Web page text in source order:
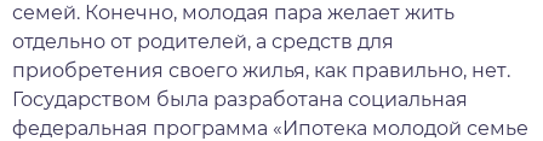
семей. Конечно, молодая пара желает жить
отдельно от родителей, а средств для
приобретения своего жилья, как правильно, нет.
Государством была разработана социальная
федеральная программа «Ипотека молодой семье